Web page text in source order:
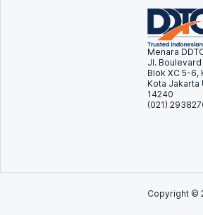
Menara
Jl. Boulevard
Blok XC 5-6,
Kota Jakarta
14240
(021)
Copyright ©